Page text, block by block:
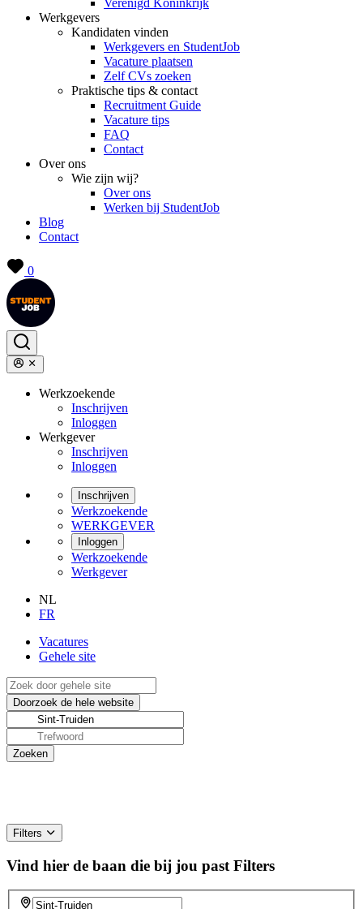
Verenigd Koninkrijk
Werkgevers
Kandidaten vinden
Werkgevers en StudentJob
Vacature plaatsen
Zelf CVs zoeken
Praktische tips & contact
Recruitment Guide
Vacature tips
FAQ
Contact
Over ons
Wie zijn wij?
Over ons
Werken bij StudentJob
Blog
Contact
0
Werkzoekende
Inschrijven
Inloggen
Werkgever
Inschrijven
Inloggen
Inschrijven
Werkzoekende
WERKGEVER
Inloggen
Werkzoekende
Werkgever
NL
FR
Vacatures
Gehele site
Filters
Vind hier de baan die bij jou past Filters